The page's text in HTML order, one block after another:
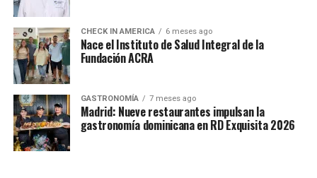
CHECK IN AMERICA 6 meses ago
Nace el Instituto de Salud Integral de la
Fundación ACRA
GASTRONOMÍA 7 meses ago
Madrid: Nueve restaurantes impulsan la
gastronomía dominicana en RD Exquisita 2026